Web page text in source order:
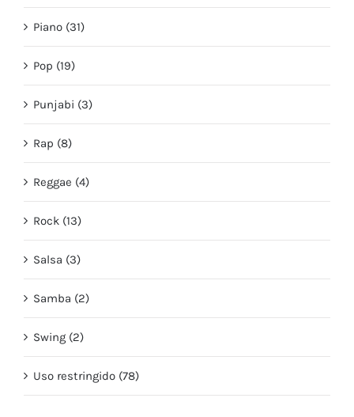
Piano (31)
Pop (19)
Punjabi (3)
Rap (8)
Reggae (4)
Rock (13)
Salsa (3)
Samba (2)
Swing (2)
Uso restringido (78)